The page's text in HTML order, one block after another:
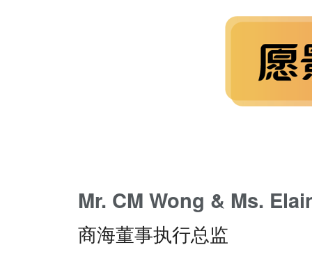
Mr. CM Wong & Ms.
商海董事执行总监